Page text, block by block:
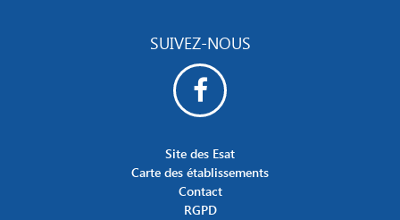
SUIVEZ-NOUS
Site des Esat
Carte des établissements
Contact
RGPD